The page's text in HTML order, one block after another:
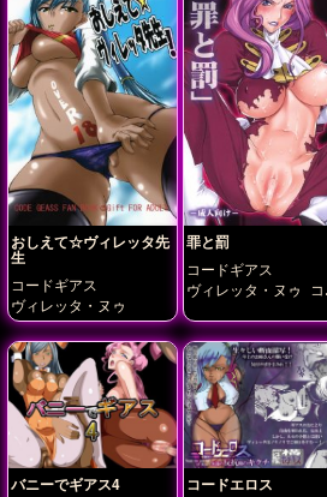
おしえて☆ヴィレッタ先
生
コードギアス
ヴィレッタ・ヌゥ
罪と罰
コードギアス
ヴィレッタ・ヌゥ
ア
バニーでギアス4 コードエロス